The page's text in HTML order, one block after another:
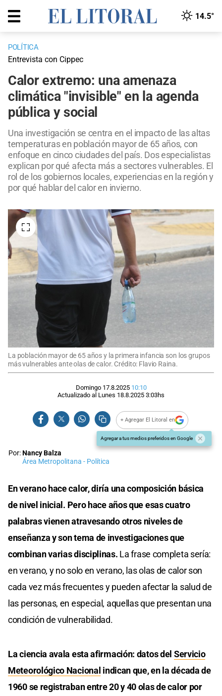
14.5°
POLÍTICA
Entrevista con Cippec
Calor extremo: una amenaza
climática "invisible" en la agenda
pública y social
Una investigación se centra en el impacto de las altas
temperaturas en población mayor de 65 años, con
enfoque en cinco ciudades del país. Dos especialistas
explican por qué afecta más a sectores vulnerables. El
rol de los gobiernos locales, experiencias en la región y
por qué hablar del calor en invierno.
La población mayor de 65 años y la primera infancia son los grupos
más vulnerables ante olas de calor. Crédito: Flavio Raina.
Domingo 17.8.2025 10:10
Actualizado al Lunes 18.8.2025 3:03hs
+ Agregar El Litoral en
Agregar a tus medios preferidos en Google
Por:Nancy Balza
Área Metropolitana - Política
En verano hace calor, diría una composición básica
de nivel inicial. Pero hace años que esas cuatro
palabras vienen atravesando otros niveles de
enseñanza y son tema de investigaciones que
combinan varias disciplinas. La frase completa sería:
en verano, y no solo en verano, las olas de calor son
cada vez más frecuentes y pueden afectar la salud de
las personas, en especial, aquellas que presentan una
condición de vulnerabilidad.
La ciencia avala esta afirmación: datos del Servicio
Meteorológico Nacional indican que, en la década de
1960 se registraban entre 20 y 40 olas de calor por